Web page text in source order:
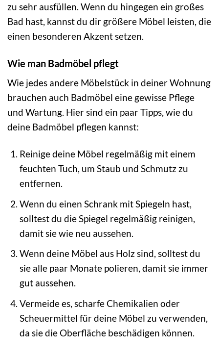
zu sehr ausfüllen. Wenn du hingegen ein großes
Bad hast, kannst du dir größere Möbel leisten, die
einen besonderen Akzent setzen.
Wie man Badmöbel pflegt
Wie jedes andere Möbelstück in deiner Wohnung
brauchen auch Badmöbel eine gewisse Pflege
und Wartung. Hier sind ein paar Tipps, wie du
deine Badmöbel pflegen kannst:
Reinige deine Möbel regelmäßig mit einem
feuchten Tuch, um Staub und Schmutz zu
entfernen.
Wenn du einen Schrank mit Spiegeln hast,
solltest du die Spiegel regelmäßig reinigen,
damit sie wie neu aussehen.
Wenn deine Möbel aus Holz sind, solltest du
sie alle paar Monate polieren, damit sie immer
gut aussehen.
Vermeide es, scharfe Chemikalien oder
Scheuermittel für deine Möbel zu verwenden,
da sie die Oberfläche beschädigen können.